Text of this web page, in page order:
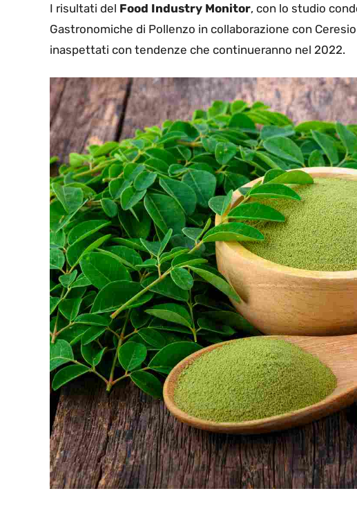
I risultati del Food Industry Monitor, con lo studio
Gastronomiche di Pollenzo in collaborazione con
inaspettati con tendenze che continueranno nel 2022.